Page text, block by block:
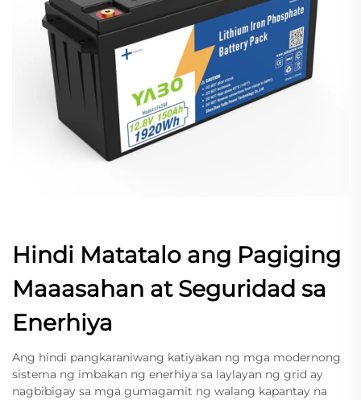
Hindi Matatalo ang Pagiging
Maaasahan at Seguridad sa
Enerhiya
Ang hindi pangkaraniwang katiyakan ng mga modernong
sistema ng imbakan ng enerhiya sa laylayan ng grid ay
nagbibigay sa mga gumagamit ng walang kapantay na